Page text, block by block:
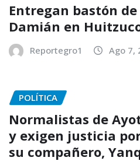
Entregan bastón
Damián en
Reportegro1 Ago 7,
POLÍTICA
Normalistas de
y exigen justicia
su compañero,